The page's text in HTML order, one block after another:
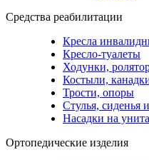
Средства реабилитации
Кресла
Кресло-туалеты
Ходунки,
Костыли,
Трости, опоры
Стулья, сиденья
Насадки на
Ортопедические изделия